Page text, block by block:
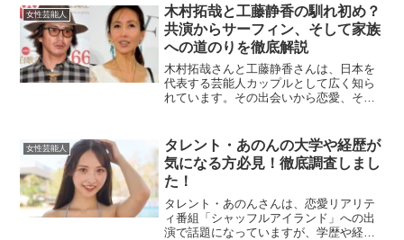
交友関係の共通点から、橘ひなのさんの
中の人があみちゃんで...
女性芸能人
木村拓哉と工藤静香の馴れ初め？
共演からサーフィン、そして家族
への道のりを徹底解説
木村拓哉さんと工藤静香さんは、日本を
代表する芸能人カップルとして広く知ら
れています。その出会いから恋愛、そし
います。今回は、二人の馴れ初めを詳し
く掘り下げていきます。最...
女性芸能人
タレント・あのんの大学や経歴が
気になる方必見！徹底調査しまし
た！
タレント・あのんさんは、恋愛リアリテ
ィ番組「シャッフルアイランド」への出
演で話題になっていますが、学歴や経歴